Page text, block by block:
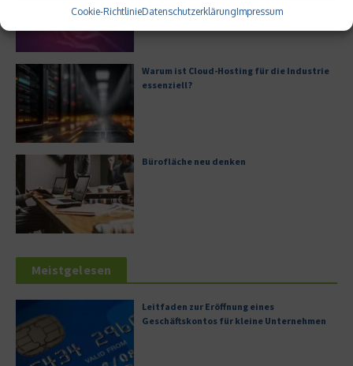
Cookie-RichtlinieDatenschutzerklärungImpressum
Warum ist Cloud-Hosting für die Industrie
essenziell?
Bürofläche neu denken
Meistgelesen
Leitfaden zur Eröffnung eines
Geschäftskontos für kleine Unternehmen